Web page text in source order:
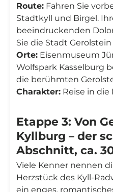
Route: Fahren Sie
Stadtkyll und Birgel.
beeindruckenden
Sie die Stadt
Orte: Eisenmuseum
Wolfspark Kasselburg
die berühmten
Charakter: Reise in
Etappe 3: Von
Kyllburg – der
Abschnitt, ca.
Viele Kenner nennen
Herzstück des Kyll-
ein enges,